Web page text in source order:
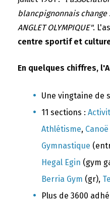
blancpignonnais
ANGLET OLYMPIQUE".
centre sportif et
En quelques chiffres,
Une vingtaine de
11 sections :
Athlétisme,
Gymnastique
Hegal Egin (gym
Berria Gym (gr),
Plus de 3600